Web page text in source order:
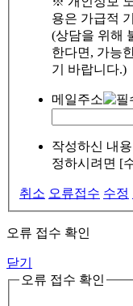
용은 가급적
(상담을 위해
한다면, 가능
기 바랍니다.)
메일주소
작성하신 내
정하시려면 [
취소 오류접수 수정
오류 접수 확인
닫기
오류 접수 확인